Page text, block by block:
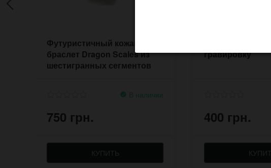
Футуристичный кожаный
браслет Dragon Scales из
шестигранных сегментов
В наличии
750 грн.
КУПИТЬ
гравировку
400 грн.